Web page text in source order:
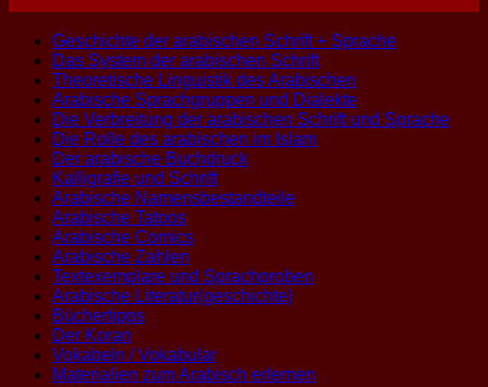
Geschichte der arabischen Schrift + Sprache
Das System der arabischen Schrift
Theoretische Linguistik des Arabischen
Arabische Sprachgruppen und Dialekte
Die Verbreitung der arabischen Schrift und Sprache
Die Rolle des arabischen im Islam
Der arabische Buchdruck
Kalligrafie und Schrift
Arabische Namensbestandteile
Arabische Tatoos
Arabische Comics
Arabische Zahlen
Textexemplare und Sprachproben
Arabische Literatur(geschichte)
Büchertipps
Der Koran
Vokabeln / Vokabular
Materialien zum Arabisch erlernen